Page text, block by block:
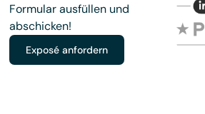
Formular ausfüllen und
abschicken!
Exposé anfordern